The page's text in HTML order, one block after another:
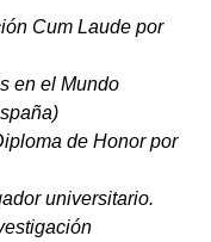
Cum Laude por
en el Mundo
de Honor por
universitario.